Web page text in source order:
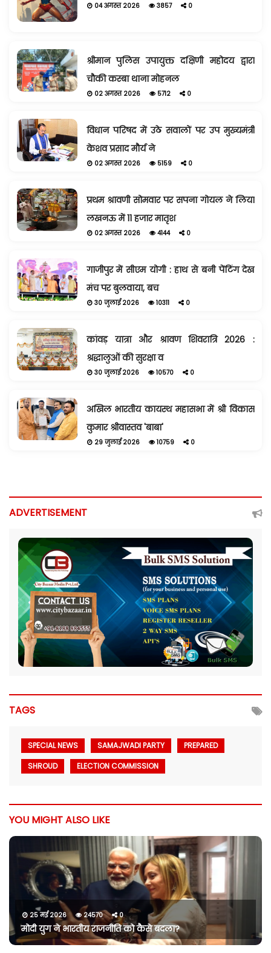
04 अगस्त 2026 3857 0
श्रीमान पुलिस उपायुक्त दक्षिणी महोदय द्वारा
चौकी कस्बा थाना मोहनल
02 अगस्त 2026 5712 0
विधान परिषद में उठे सवालों पर उप मुख्यमंत्री
केशव प्रसाद मौर्य ने
02 अगस्त 2026 5159 0
प्रथम श्रावणी सोमवार पर सपना गोयल ने लिया
लखनऊ में 11 हजार मातृश
02 अगस्त 2026 4144 0
गाजीपुर में सीएम योगी : हाथ से बनी पेंटिंग देख
मंच पर बुलवाया, बच
30 जुलाई 2026 10311 0
कांवड़ यात्रा और श्रावण शिवरात्रि 2026 :
श्रद्धालुओं की सुरक्षा व
30 जुलाई 2026 10570 0
अखिल भारतीय कायस्थ महासभा में श्री विकास
कुमार श्रीवास्तव 'बाबा'
29 जुलाई 2026 10759 0
ADVERTISEMENT
TAGS
SPECIAL NEWS SAMAJWADI PARTY
PREPARED
SHROUD
ELECTION COMMISSION
YOU MIGHT ALSO LIKE
25 मई 2026 24570 0
मोदी युग ने भारतीय राजनीति को कैसे बदला?